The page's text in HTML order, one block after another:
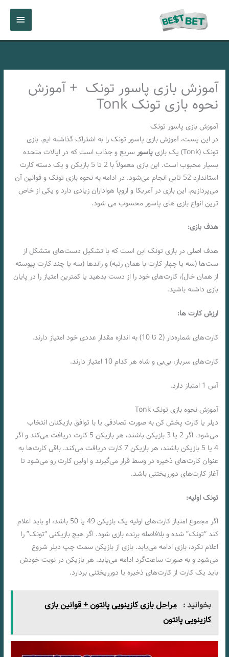
اصلی
آموزش بازی پاسور تونک + آموزش
نحوه بازی تونک Tonk
آموزش بازی پاسور تونک
در این پست، آموزش بازی پاسور تونک را به اشتراک گذاشته ایم. بازی
تونک (Tonk) یک بازی
پاسور سریع و جذاب است که در ایالات متحده
بسیار محبوب است. این بازی معمولاً با 2 تا 5 بازیکن و یک دسته کارت
استاندارد 52 تایی انجام می‌شود. در ادامه به نحوه بازی تونک و قوانین آن
می‌پردازیم. این بازی در آمریکا و اروپا هواداران زیادی دارد و یکی از خاص
ترین انواع بازی های پاسور محسوب می شود.
هدف بازی:
هدف اصلی در بازی تونک این است که با تشکیل دست‌های متشکل از
ست‌ها (سه یا چهار کارت با همان رتبه) و راندها (سه یا چند کارت پیوسته
از همان خال)، کارت‌های خود را از دست بدهید یا کمترین امتیاز را در پایان
بازی داشته باشید.
ارزش کارت ‌ها:
کارت‌های شماره‌دار (2 تا 10) به اندازه مقدار عددی خود امتیاز دارند.
کارت‌های سرباز، بی‌بی و شاه هر کدام 10 امتیاز دارند.
آس 1 امتیاز دارد.
آموزش نحوه بازی تونک Tonk
دیلر یا کارت پخش کن به صورت تصادفی یا با توافق بازیکنان انتخاب
می‌شود. اگر 2 یا 3 بازیکن باشند، هر بازیکن 5 کارت دریافت می‌کند و اگر
4 یا 5 بازیکن باشند، هر بازیکن 7 کارت دریافت می‌کند. باقی کارت‌ها به
عنوان کارت‌های ذخیره در وسط قرار می‌گیرند و اولین کارت رو می‌شود تا
آغاز کارت‌های دورریختنی باشد.
تونک اولیه:
اگر مجموع امتیاز کارت‌های اولیه یک بازیکن 49 یا 50 باشد، او باید اعلام
کند “تونک” شده و بلافاصله برنده بازی شود. اگر هیچ بازیکنی “تونک” را
اعلام نکرد، بازی ادامه می‌یابد. بازی از بازیکن سمت چپ دیلر شروع
می‌شود و به صورت ساعت‌گرد ادامه می‌یابد. هر بازیکن در نوبت خودش
باید یک کارت از کارت‌های ذخیره یا دورریختنی بردارد.
بخوانید : مراحل بازی کازینویی پانتون + قوانین بازی
کازینویی پانتون